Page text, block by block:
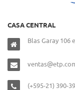
CASA CENTRAL
Blas Garay 106
(+595-21) 390-